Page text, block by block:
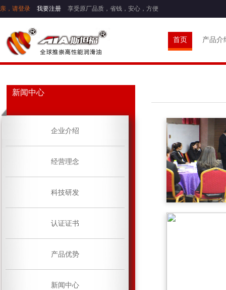
亲，请登录 我要注册 享受原厂品质，省钱，安心，方便
首页 产品介
新闻中心
企业介绍
经营理念
科技研发
认证证书
产品优势
新闻中心